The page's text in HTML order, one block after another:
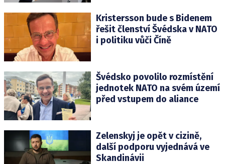
Kristersson bude s Bidenem
řešit členství Švédska v NATO
i politiku vůči Číně
Švédsko povolilo rozmístění
jednotek NATO na svém území
před vstupem do aliance
Zelenskyj je opět v cizině,
další podporu vyjednává ve
Skandinávii